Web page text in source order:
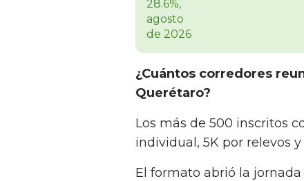
¿Cuántos corredores
Querétaro?
Los más de 500 inscritos
individual, 5K por relevos
El formato abrió la